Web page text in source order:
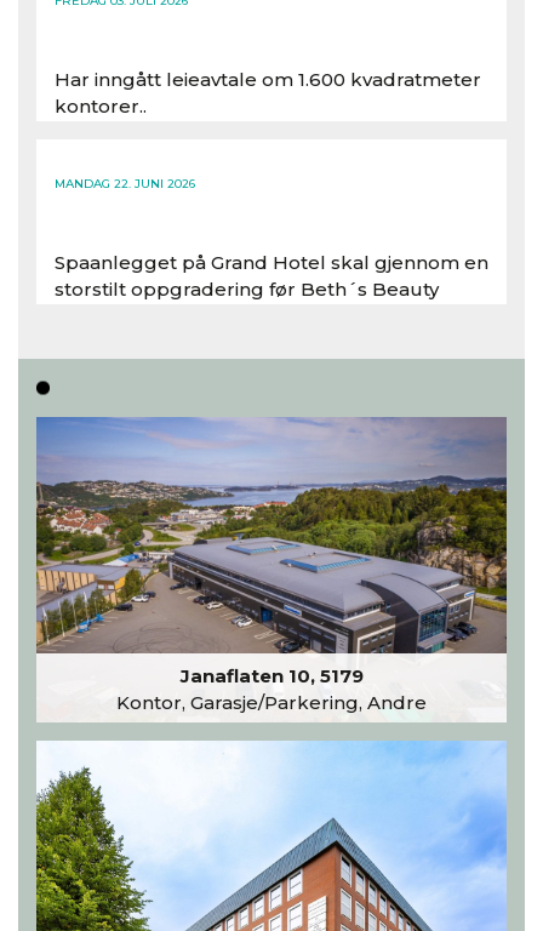
Har inngått leieavtale om 1.600 kvadratmeter
kontorer..
MANDAG 22. JUNI 2026
Spaanlegget på Grand Hotel skal gjennom en
storstilt oppgradering før Beth´s Beauty
Les hele artikkelen
Janaflaten 10, 5179
Kontor, Garasje/Parkering, Andre